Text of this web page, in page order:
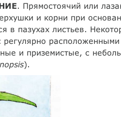
. Прямостоячий или
и корни при
в пазухах листьев.
и приземистые, с
).